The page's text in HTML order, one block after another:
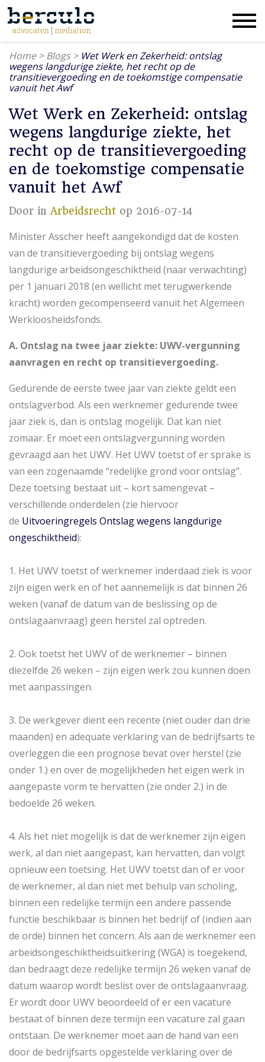
Home>Blogs> Wet Werk en Zekerheid: ontslag
wegens langdurige ziekte, het recht op de
transitievergoeding en de toekomstige compensatie
vanuit het Awf
Wet Werk en Zekerheid: ontslag
wegens langdurige ziekte, het
recht op de transitievergoeding
en de toekomstige compensatie
vanuit het Awf
Door in Arbeidsrecht op 2016-07-14
Minister Asscher heeft aangekondigd dat de kosten
van de transitievergoeding bij ontslag wegens
langdurige arbeidsongeschiktheid (naar verwachting)
per 1 januari 2018 (en wellicht met terugwerkende
kracht) worden gecompenseerd vanuit het Algemeen
Werkloosheidsfonds.
A. Ontslag na twee jaar ziekte: UWV-vergunning
aanvragen en recht op transitievergoeding.
Gedurende de eerste twee jaar van ziekte geldt een
ontslagverbod. Als een werknemer gedurende twee
jaar ziek is, dan is ontslag mogelijk. Dat kan niet
zomaar. Er moet een ontslagvergunning worden
gevraagd aan het UWV. Het UWV toetst of er sprake is
van een zogenaamde “redelijke grond voor ontslag”.
Deze toetsing bestaat uit – kort samengevat –
verschillende onderdelen (zie hiervoor
de Uitvoeringregels Ontslag wegens langdurige
ongeschiktheid):
1. Het UWV toetst of werknemer inderdaad ziek is voor
zijn eigen werk en of het aannemelijk is dat binnen 26
weken (vanaf de datum van de beslissing op de
ontslagaanvraag) geen herstel zal optreden.
2. Ook toetst het UWV of de werknemer – binnen
diezelfde 26 weken – zijn eigen werk zou kunnen doen
met aanpassingen.
3. De werkgever dient een recente (niet ouder dan drie
maanden) en adequate verklaring van de bedrijfsarts te
overleggen die een prognose bevat over herstel (zie
onder 1.) en over de mogelijkheden het eigen werk in
aangepaste vorm te hervatten (zie onder 2.) in de
bedoelde 26 weken.
4. Als het niet mogelijk is dat de werknemer zijn eigen
werk, al dan niet aangepast, kan hervatten, dan volgt
opnieuw een toetsing. Het UWV toetst dan of er voor
de werknemer, al dan niet met behulp van scholing,
binnen een redelijke termijn een andere passende
functie beschikbaar is binnen het bedrijf of (indien aan
de orde) binnen het concern. Als aan de werknemer een
arbeidsongeschiktheidsuitkering (WGA) is toegekend,
dan bedraagt deze redelijke termijn 26 weken vanaf de
datum waarop wordt beslist over de ontslagaanvraag.
Er wordt door UWV beoordeeld of er een vacature
bestaat of binnen deze termijn een vacature zal gaan
ontstaan. De werknemer moet aan de hand van een
door de bedrijfsarts opgestelde verklaring over de